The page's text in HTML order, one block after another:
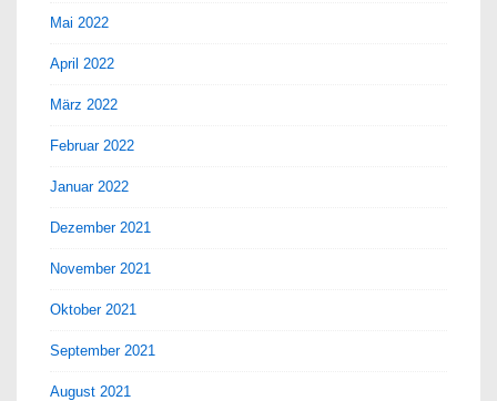
Mai 2022
April 2022
März 2022
Februar 2022
Januar 2022
Dezember 2021
November 2021
Oktober 2021
September 2021
August 2021